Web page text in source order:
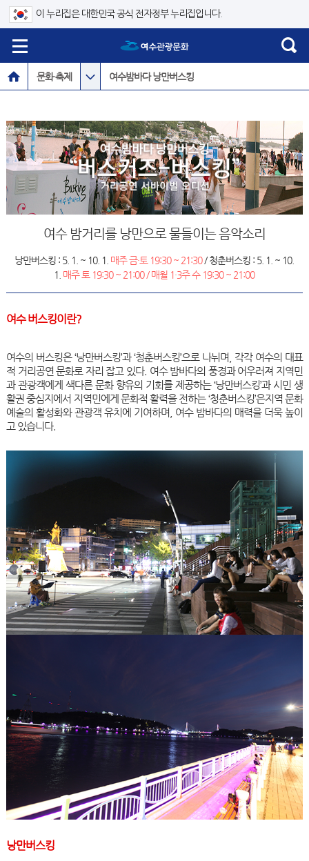
이 누리집은 대한민국 공식 전자정부 누리집입니다.
문화·축제 여수밤바다 낭만버스킹
여수 밤거리를 낭만으로 물들이는 음악소리
낭만버스킹 : 5. 1. ~ 10. 1. 매주 금·토 19:30 ~ 21:30/ 청춘버스킹 : 5. 1. ~ 10.
1. 매주 토 19:30 ~ 21:00 / 매월 1·3주 수 19:30 ~ 21:00
여수 버스킹이란?
여수의 버스킹은 ‘낭만버스킹’과 ‘청춘버스킹’으로 나뉘며, 각각 여수의 대표
적 거리공연 문화로 자리 잡고 있다. 여수 밤바다의 풍경과 어우러져 지역민
과 관광객에게 색다른 문화 향유의 기회를 제공하는 ‘낭만버스킹’과 시민 생
활권 중심지에서 지역민에게 문화적 활력을 전하는 ‘청춘버스킹’은지역 문화
예술의 활성화와 관광객 유치에 기여하며, 여수 밤바다의 매력을 더욱 높이
고 있습니다.
낭만버스킹